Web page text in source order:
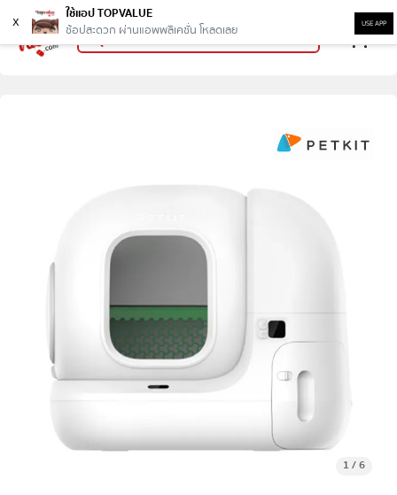
x
ใช้แอป TOPVALUE
ช้อปสะดวก ผ่านแอพพลิเคชั่น โหลดเลย
USE APP
1 /6